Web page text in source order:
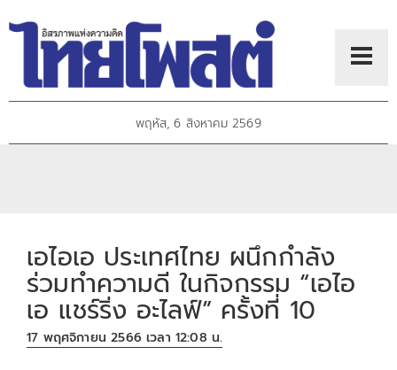
พฤหัส, 6 สิงหาคม 2569
เอไอเอ ประเทศไทย ผนึกกำลัง
ร่วมทำความดี ในกิจกรรม “เอไอ
เอ แชร์ริ่ง อะไลฟ์” ครั้งที่ 10
17 พฤศจิกายน 2566 เวลา 12:08 น.